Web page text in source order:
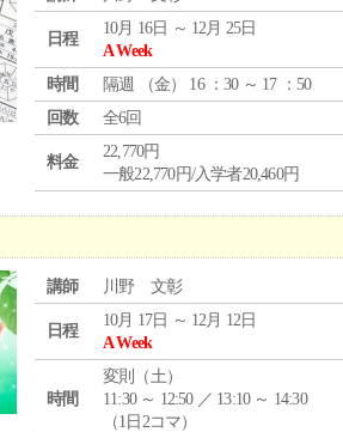
日程
10月 16日 ～ 12月 25日
A Week
時間
隔週 （金） 16 ：30 ～ 17 ：50
回数
全6回
料金
22,770円
一般22,770円/入学者20,460円
講師 川野 文彰
日程
10月 17日 ～ 12月 12日
A Week
時間
変則（土）
11:30 ～ 12:50 ／ 13:10 ～ 14:30
（1日2コマ）